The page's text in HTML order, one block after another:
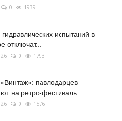
0 1939
испытаний в
отключат...
0 1793
павлодарцев
на ретро-фестиваль
0 1576